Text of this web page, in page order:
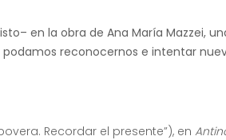
en la obra de Ana María Mazzei,
reconocernos e intentar
povera. Recordar el presente”), en